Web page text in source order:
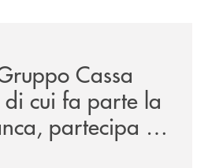
Cassa
cui fa parte la
partecipa a
il progetto di